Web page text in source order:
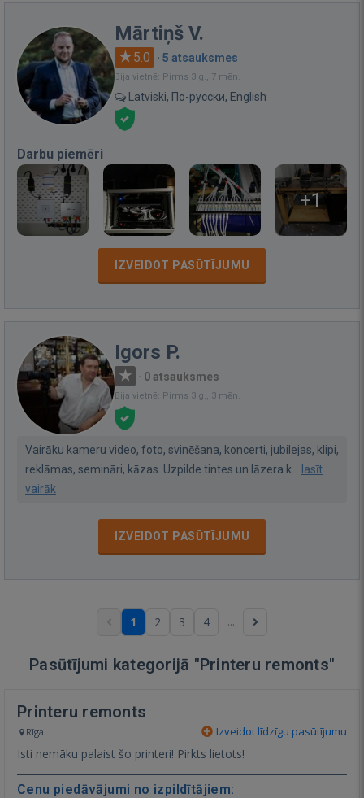
Mārtiņš V.
5.0 · 5 atsauksmes
Bija vietnē: Pirms 3 g., 7 mēn.
Latviski, По-русски, English
Darbu piemēri
+1
IZVEIDOT PASŪTĪJUMU
Igors P.
· 0 atsauksmes
Bija vietnē: Pirms 3 g., 3 mēn.
Vairāku kameru video, foto, svinēšana, koncerti, jubilejas, klipi,
reklāmas, semināri, kāzas. Uzpilde tintes un lāzera k... lasīt
vairāk
IZVEIDOT PASŪTĪJUMU
1 2 3 4 ...
Pasūtījumi kategorijā "Printeru remonts"
Printeru remonts
Rīga Izveidot līdzīgu pasūtījumu
Īsti nemāku palaist šo printeri! Pirkts lietots!
Cenu piedāvājumi no izpildītājiem: